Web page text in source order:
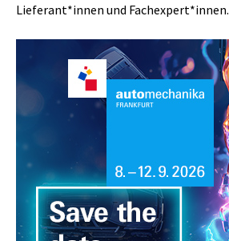
Lieferant*innen und Fachexpert*innen.